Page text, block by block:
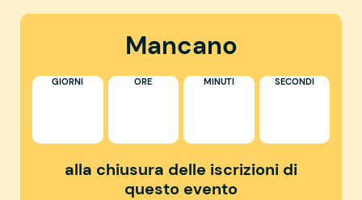
Mancano
GIORNI ORE MINUTI SECONDI
alla chiusura delle iscrizioni di
questo evento